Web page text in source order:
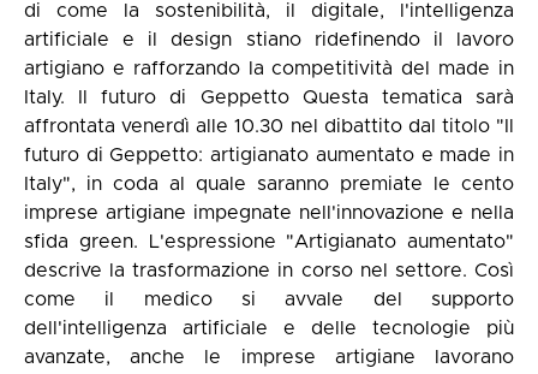
di come la sostenibilità, il digitale, l'intelligenza
artificiale e il design stiano ridefinendo il lavoro
artigiano e rafforzando la competitività del made in
Italy. Il futuro di Geppetto Questa tematica sarà
affrontata venerdì alle 10.30 nel dibattito dal titolo "Il
futuro di Geppetto: artigianato aumentato e made in
Italy", in coda al quale saranno premiate le cento
imprese artigiane impegnate nell'innovazione e nella
sfida green. L'espressione "Artigianato aumentato"
descrive la trasformazione in corso nel settore. Così
come il medico si avvale del supporto
dell'intelligenza artificiale e delle tecnologie più
avanzate, anche le imprese artigiane lavorano